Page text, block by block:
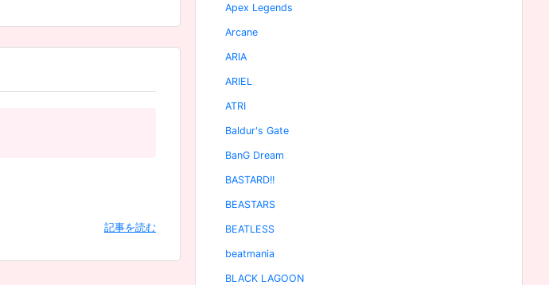
記事を読む
Apex Legends
Arcane
ARIA
ARIEL
ATRI
Baldur's Gate
BanG Dream
BASTARD!!
BEASTARS
BEATLESS
beatmania
BLACK LAGOON